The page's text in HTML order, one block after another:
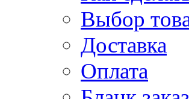
Выбор
Доставка
Оплата